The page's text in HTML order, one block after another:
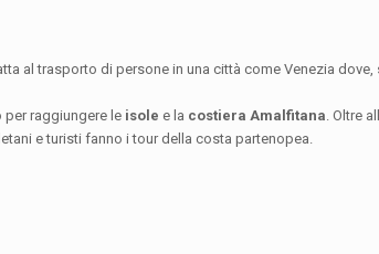
al trasporto di persone in una città come Venezia dove,
raggiungere le isole e la costiera Amalfitana. Oltre
e turisti fanno i tour della costa partenopea.